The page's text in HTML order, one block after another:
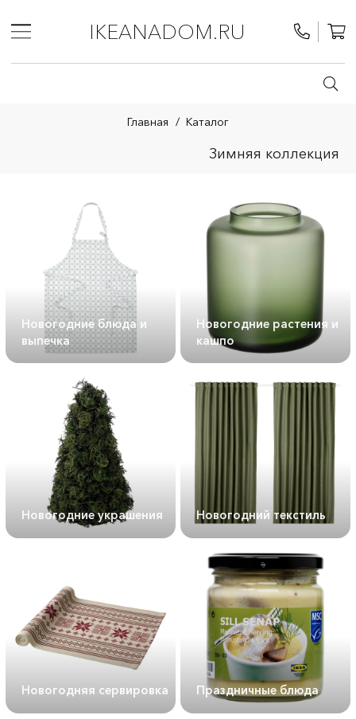
IKEANADOM.RU
Главная / Каталог
Зимняя коллекция
Новогодние блюда и
выпечка
Новогодние растения и
кашпо
Новогодние украшения Новогодний текстиль
Новогодняя сервировка Праздничные блюда